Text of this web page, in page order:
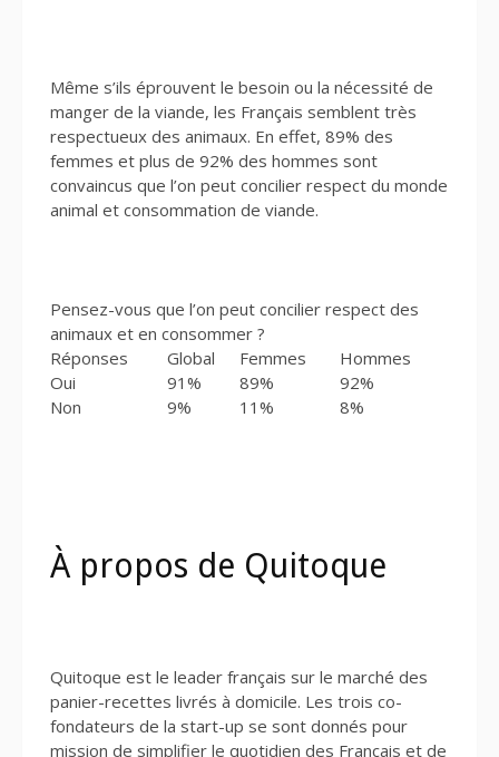
Même s’ils éprouvent le besoin ou la nécessité de
manger de la viande, les Français semblent très
respectueux des animaux. En effet, 89% des
femmes et plus de 92% des hommes sont
convaincus que l’on peut concilier respect du monde
animal et consommation de viande.
Pensez-vous que l’on peut concilier respect des
animaux et en consommer ?
Réponses
Global Femmes
Hommes
Oui
91% 89%
92%
Non
9% 11% 8%
À propos de Quitoque
Quitoque est le leader français sur le marché des
panier-recettes livrés à domicile. Les trois co-
fondateurs de la start-up se sont donnés pour
mission de simplifier le quotidien des Français et de